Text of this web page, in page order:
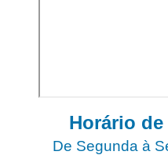
Horário
De Segunda à